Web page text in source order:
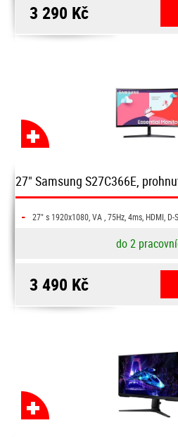
3 290 Kč
27" Samsung S27C366E,
- 27" s 1920x1080, VA , 75Hz, 4ms, HDMI, D-
do 2
3 490 Kč